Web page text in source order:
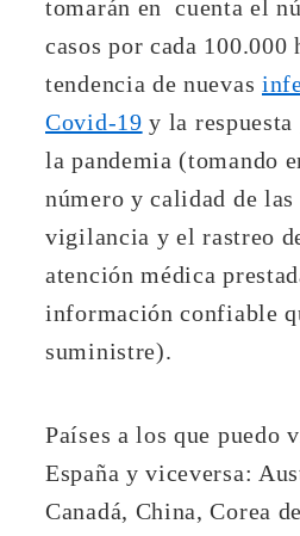
tomarán en cuenta el
casos por cada 100.000
tendencia de nuevas
Covid-19 y la
la pandemia (tomando
número y calidad de las
vigilancia y el rastreo
atención médica
información confiable
suministre).
Países a los que puedo
España y viceversa:
Canadá, China, Corea